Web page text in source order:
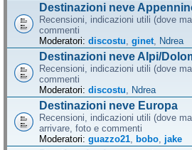
Destinazioni neve
Recensioni, indicazioni utili (dove
commenti
Moderatori: discostu ginet Ndrea
Destinazioni neve Alpi/
Recensioni, indicazioni utili (dove
commenti
Moderatori: discostu Ndrea
Destinazioni neve Europa
Recensioni, indicazioni utili (dove
arrivare, foto e commenti
Moderatori: guazzo21 bobo jake